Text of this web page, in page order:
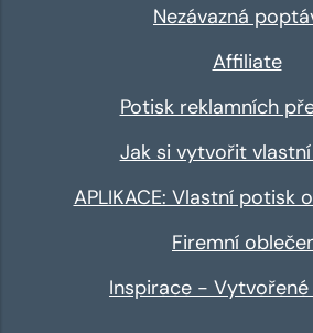
Nezávazná
Affiliate
Potisk reklamních
Jak si vytvořit
APLIKACE: Vlastní potisk
Firemní
Inspirace -